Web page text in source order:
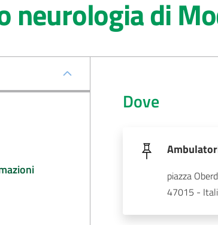
neurologia di
Dove
piazza
47015 -